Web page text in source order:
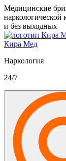
Медицинские
и без выходных
Кира Мед
Наркология
24/7